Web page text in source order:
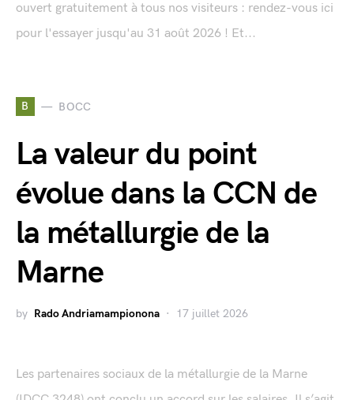
ouvert gratuitement à tous nos visiteurs : rendez-vous ici
pour l'essayer jusqu'au 31 août 2026 ! Et...
B BOCC
La valeur du point
évolue dans la CCN de
la métallurgie de la
Marne
by Rado Andriamampionona 17 juillet 2026
Les partenaires sociaux de la métallurgie de la Marne